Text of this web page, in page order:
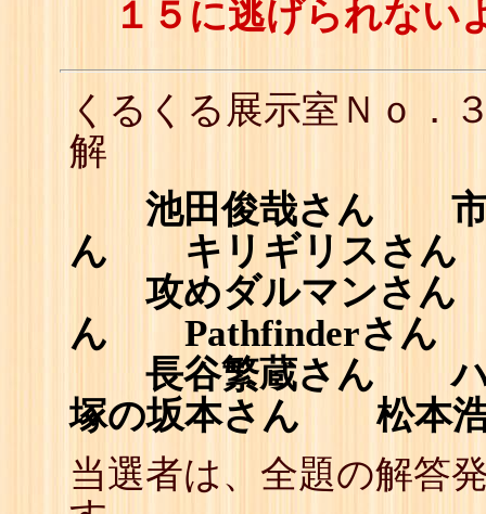
１５に逃げられない
くるくる展示室Ｎｏ
解
池田俊哉さん 市
ん キリギリスさん
攻めダルマンさ
ん Pathfinderさん
長谷繁蔵さん
塚の坂本さん 松本
当選者は、全題の解答